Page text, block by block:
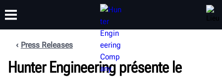
PRODUITS ASSISTANCE
FORMATION
À PROPOS
Press Releases
Hunter Engineering présente le